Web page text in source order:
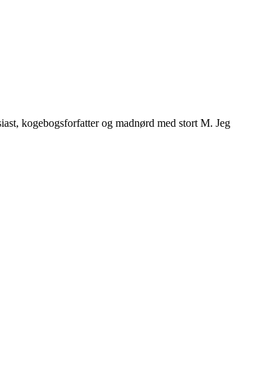
kogebogsforfatter og madnørd med stort M. Jeg